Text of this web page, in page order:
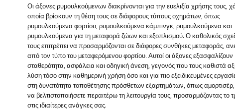
Οι άξονες ρυμουλκούμενων διακρίνονται για την ευελιξία χρήσης τους,
οποία βρίσκουν τη θέση τους σε διάφορους τύπους οχημάτων, όπως
ρυμουλκούμενα φορτίου, ρυμουλκούμενα κάμπινγκ, ρυμουλκούμενα και
ρυμουλκούμενα για τη μεταφορά ζώων και εξοπλισμού. Ο καθολικός
τους επιτρέπει να προσαρμόζονται σε διάφορες συνθήκες μεταφοράς,
από τον τύπο του μεταφερόμενου φορτίου. Αυτοί οι άξονες εξασφαλίζουν
σταθερότητα, ασφάλεια και οδηγική άνεση, γεγονός που τους καθιστά
λύση τόσο στην καθημερινή χρήση όσο και για πιο εξειδικευμένες
στη δυνατότητα τοποθέτησης πρόσθετων εξαρτημάτων, όπως αμορτισέρ,
να βελτιστοποιήσετε περαιτέρω τη λειτουργία τους, προσαρμόζοντας το
στις ιδιαίτερες ανάγκες σας.